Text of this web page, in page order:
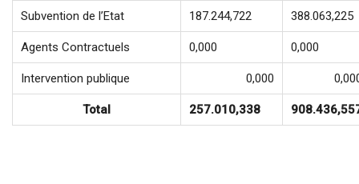
Subvention de l’Etat 187.244,722 388.063,225
Agents Contractuels 0,000 0,000
Intervention publique 0,000
Total 257.010,338